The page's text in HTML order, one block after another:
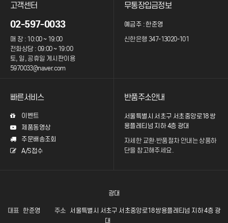
고객센터
02-597-0033
매 장 : 10:00 ~ 19:00
전화상담 : 09:00 ~ 19:00
토, 일, 공휴일 게시판이용
5970033@naver.com
무통장입금정보
예금주 : 한준영
신한은행 347-13020-101
빠른서비스
이벤트
제품동영상
주문배송조회
A/S접수
반품주소안내
서울특별시 서초구 서초중앙로18 쌍
용플레티넘 지하 4층 광대
자세한 교환·반품절차 안내는상품하
단을 참고해주세요.
광대
대표 한준영 주소 서울특별시 서초구 서초중앙로18 쌍용플레티넘 지하 4층 광
대